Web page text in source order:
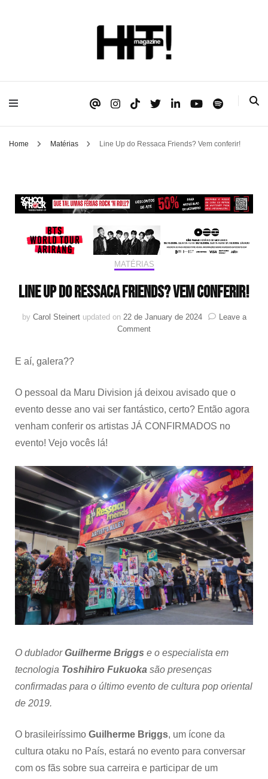
HIT!Magazine
Home Matérias Line Up do Ressaca Friends? Vem conferir!
MATÉRIAS
Line Up do Ressaca Friends? Vem conferir!
by Carol Steinert updated on 22 de January de 2024
Leave a
Commenton
Friends?
conferir!
E aí, galera??
O pessoal da Maru Division já deixou avisado que o
evento desse ano vai ser fantástico, certo? Então agora
venham conferir os artistas JÁ CONFIRMADOS no
evento! Vejo vocês lá!
O dubladorGuilherme Briggs e o especialista em
tecnologia Toshihiro Fukuoka são presenças
confirmadas para o último evento de cultura pop oriental
de 2019.
O brasileiríssimo Guilherme Briggs, um ícone da
cultura otaku no País, estará no evento para conversar
com os fãs sobre sua carreira e participar de um